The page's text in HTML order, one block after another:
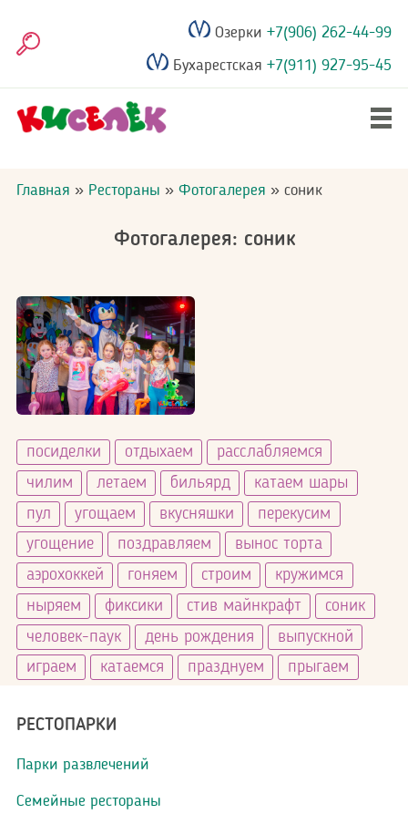
к
содержанию
Озерки +7(906) 262-44-99
Бухарестская +7(911) 927-95-45
Акции
Фотогалерея
Строка
Главная Рестораны Фотогалерея соник
Фотогалерея: соник
посиделки отдыхаем
расслабляемся
чилим
летаем бильярд
катаем шары
пул
угощаем вкусняшки
перекусим
угощение
поздравляем
вынос торта
аэрохоккей
гоняем строим
кружимся
ныряем
фиксики стив майнкрафт
соник
человек-паук
день рождения
выпускной
играем
катаемся празднуем прыгаем
РЕСТОПАРКИ
Парки развлечений
Семейные рестораны